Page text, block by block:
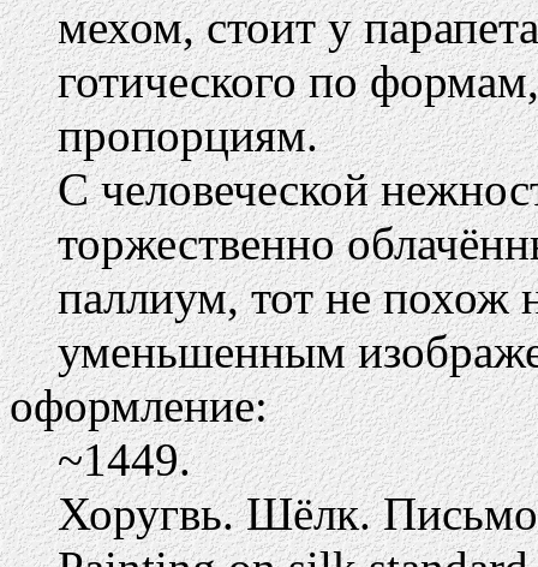
мехом, стоит у
готического по
пропорциям.
С человеческой
торжественно
паллиум, тот не похож
уменьшенным
оформление:
~1449.
Хоругвь. Шёлк.